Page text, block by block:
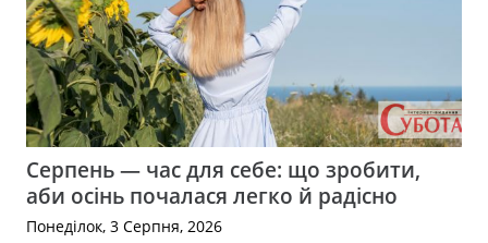
Серпень — час для себе: що зробити,
аби осінь почалася легко й радісно
Понеділок, 3 Серпня, 2026